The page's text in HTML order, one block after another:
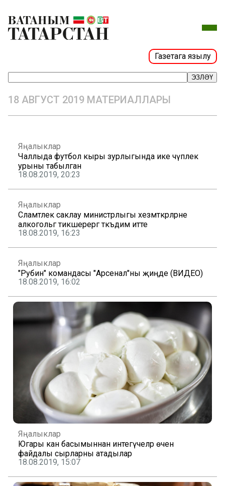
Газетага язылу
ЭЗЛӘҮ
18 АВГУСТ 2019 МАТЕРИАЛЛАРЫ
Яңалыклар
Чаллыда футбол кыры зурлыгында ике чүплек
урыны табылган
18.08.2019, 20:23
Яңалыклар
Сәламәтлек саклау министрлыгы хезмәткәрләрне
алкогольгә тикшерергә тәкъдим итте
18.08.2019, 16:23
Яңалыклар
"Рубин" командасы "Арсенал"ны җиңде (ВИДЕО)
18.08.2019, 16:02
Яңалыклар
Югары кан басымыннан интегүчеләр өчен
файдалы сырларны атадылар
18.08.2019, 15:07